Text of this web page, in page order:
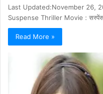
Last Updated:November 26,
Suspense Thriller Movie : सस्पेंस
Read More »